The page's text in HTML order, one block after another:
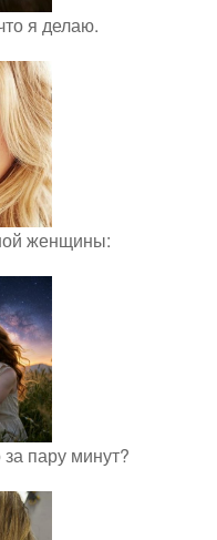
я делаю.
женщины:
пару минут?